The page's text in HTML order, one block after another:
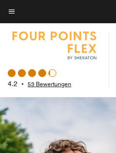
Skip
to
main
Menütext
4.2 • 53 Bewertungen